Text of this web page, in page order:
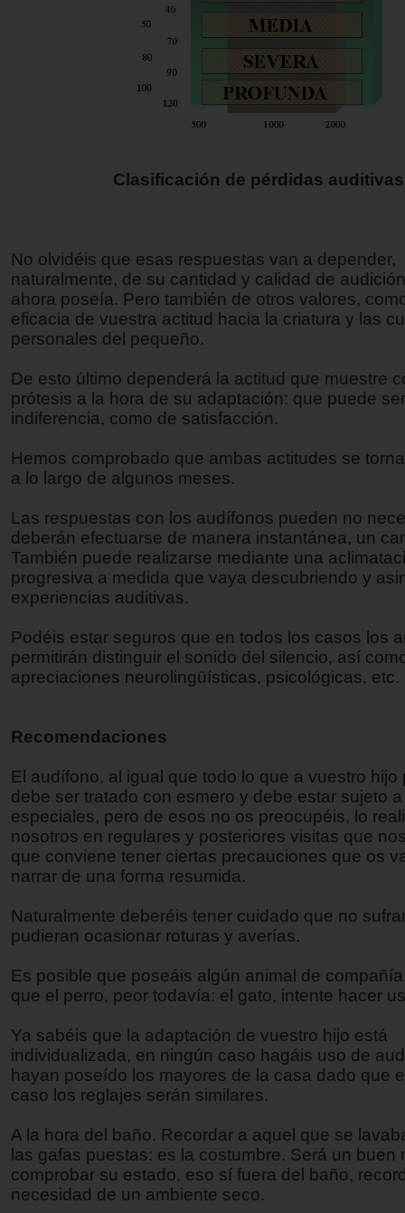
Clasificación de pérdidas auditivas
No olvidéis que esas respuestas van a depender,
naturalmente, de su cantidad y calidad de
ahora poseía. Pero también de otros valores,
eficacia de vuestra actitud hacia la criatura y las
personales del pequeño.
De esto último dependerá la actitud que muestre
prótesis a la hora de su adaptación: que puede
indiferencia, como de satisfacción.
Hemos comprobado que ambas actitudes se
a lo largo de algunos meses.
Las respuestas con los audífonos pueden no
deberán efectuarse de manera instantánea, un
También puede realizarse mediante una
progresiva a medida que vaya descubriendo y
experiencias auditivas.
Podéis estar seguros que en todos los casos los
permitirán distinguir el sonido del silencio, así
apreciaciones neurolingüísticas, psicológicas, etc.
Recomendaciones
El audífono, al igual que todo lo que a vuestro hijo
debe ser tratado con esmero y debe estar sujeto
especiales, pero de esos no os preocupéis, lo
nosotros en regulares y posteriores visitas que
que conviene tener ciertas precauciones que os
narrar de una forma resumida.
Naturalmente deberéis tener cuidado que no
pudieran ocasionar roturas y averías.
Es posible que poseáis algún animal de
que el perro, peor todavía: el gato, intente hacer
Ya sabéis que la adaptación de vuestro hijo está
individualizada, en ningún caso hagáis uso de
hayan poseído los mayores de la casa dado que
caso los reglajes serán similares.
A la hora del baño. Recordar a aquel que se
las gafas puestas: es la costumbre. Será un buen
comprobar su estado, eso sí fuera del baño,
necesidad de un ambiente seco.